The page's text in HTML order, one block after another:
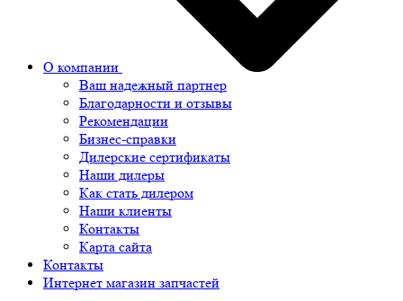
О компании
Ваш надежный партнер
Благодарности и отзывы
Рекомендации
Бизнес-справки
Дилерские сертификаты
Наши дилеры
Как стать дилером
Наши клиенты
Контакты
Карта сайта
Контакты
Интернет магазин запчастей